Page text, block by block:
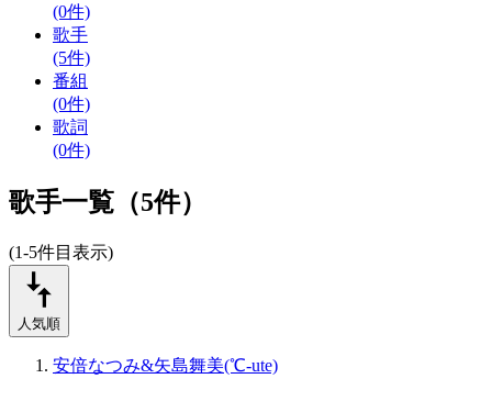
(0件)
歌手
(5件)
番組
(0件)
歌詞
(0件)
歌手一覧（5件）
(1-5件目表示)
人気順
安倍なつみ&矢島舞美(℃-ute)